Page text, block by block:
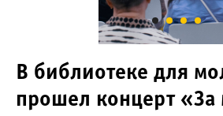
В библиотеке для
прошел концерт «За